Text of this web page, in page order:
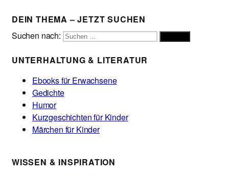
DEIN THEMA – JETZT SUCHEN
Suchen nach:
UNTERHALTUNG & LITERATUR
Ebooks für Erwachsene
Gedichte
Humor
Kurzgeschichten für Kinder
Märchen für Kinder
WISSEN & INSPIRATION